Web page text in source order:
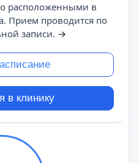
расположенными в
Прием проводится по
записи. →
в клинику